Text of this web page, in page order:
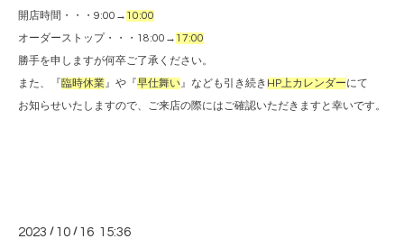
開店時間・・・9:00→ 10:00
オーダーストップ・・・18:00→ 17:00
勝手を申しますが何卒ご了承ください。
また、『 臨時休業』や『 早仕舞い』なども引き続き HP上カレンダーにて
お知らせいたしますので、ご来店の際にはご確認いただきますと幸いです。
2023 / 10 / 16 15:36